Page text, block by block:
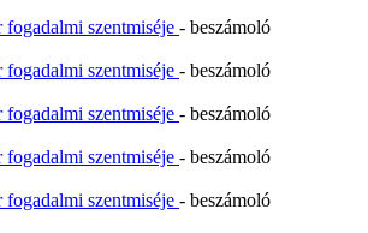
fogadalmi szentmiséje - beszámoló
fogadalmi szentmiséje - beszámoló
fogadalmi szentmiséje - beszámoló
fogadalmi szentmiséje - beszámoló
fogadalmi szentmiséje - beszámoló